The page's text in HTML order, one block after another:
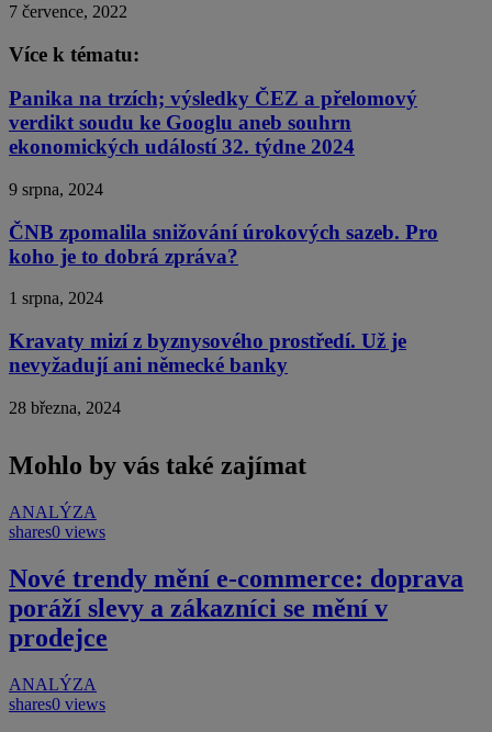
7 července, 2022
Více k tématu:
Panika na trzích; výsledky ČEZ a přelomový
verdikt soudu ke Googlu aneb souhrn
ekonomických událostí 32. týdne 2024
9 srpna, 2024
ČNB zpomalila snižování úrokových sazeb. Pro
koho je to dobrá zpráva?
1 srpna, 2024
Kravaty mizí z byznysového prostředí. Už je
nevyžadují ani německé banky
28 března, 2024
Mohlo by vás také zajímat
ANALÝZA
shares0 views
Nové trendy mění e-commerce: doprava
poráží slevy a zákazníci se mění v
prodejce
ANALÝZA
shares0 views